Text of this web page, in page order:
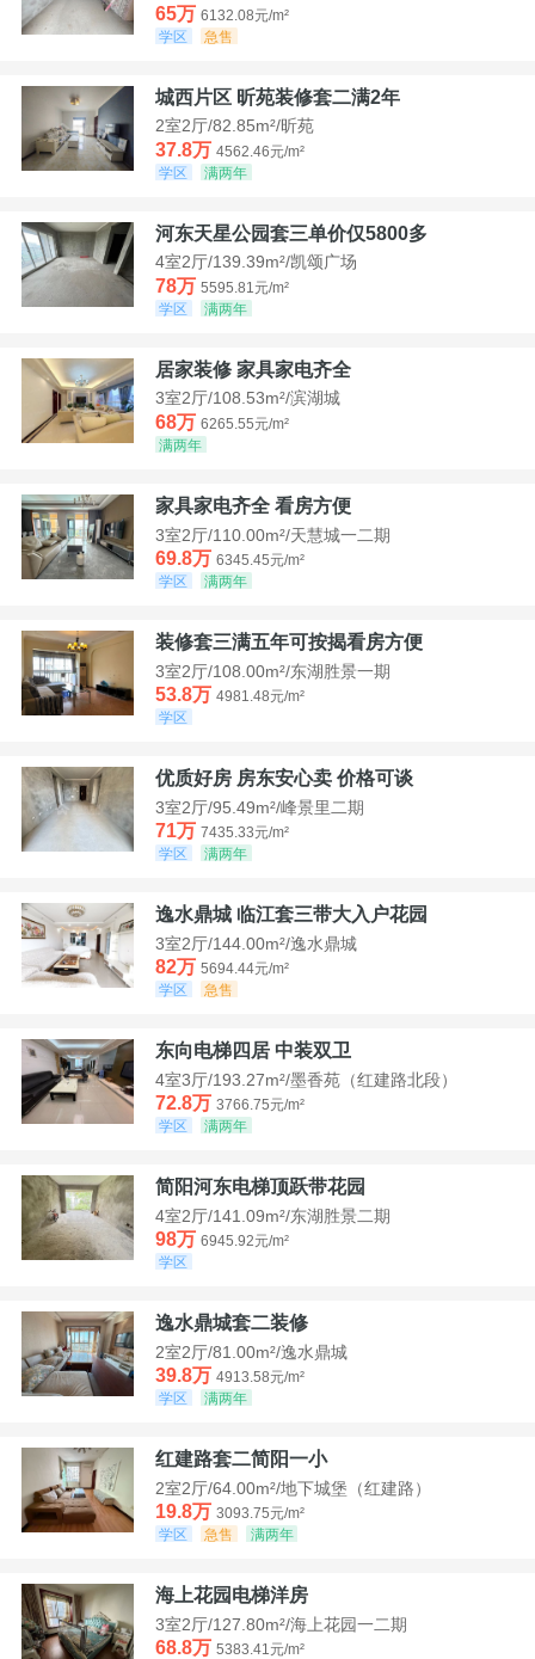
65万 6132.08元/m²
学区
急售
城西片区 昕苑装修套二满2年
2室2厅/82.85m²/昕苑
37.8万 4562.46元/m²
学区
满两年
河东天星公园套三单价仅5800多
4室2厅/139.39m²/凯颂广场
78万 5595.81元/m²
学区
满两年
居家装修 家具家电齐全
3室2厅/108.53m²/滨湖城
68万 6265.55元/m²
满两年
家具家电齐全 看房方便
3室2厅/110.00m²/天慧城一二期
69.8万 6345.45元/m²
学区
满两年
装修套三满五年可按揭看房方便
3室2厅/108.00m²/东湖胜景一期
53.8万 4981.48元/m²
学区
优质好房 房东安心卖 价格可谈
3室2厅/95.49m²/峰景里二期
71万 7435.33元/m²
学区
满两年
逸水鼎城 临江套三带大入户花园
3室2厅/144.00m²/逸水鼎城
82万 5694.44元/m²
学区
急售
东向电梯四居 中装双卫
4室3厅/193.27m²/墨香苑（红建路北段）
72.8万 3766.75元/m²
学区
满两年
简阳河东电梯顶跃带花园
4室2厅/141.09m²/东湖胜景二期
98万 6945.92元/m²
学区
逸水鼎城套二装修
2室2厅/81.00m²/逸水鼎城
39.8万 4913.58元/m²
学区
满两年
红建路套二简阳一小
2室2厅/64.00m²/地下城堡（红建路）
19.8万 3093.75元/m²
学区
急售 满两年
海上花园电梯洋房
3室2厅/127.80m²/海上花园一二期
68.8万 5383.41元/m²